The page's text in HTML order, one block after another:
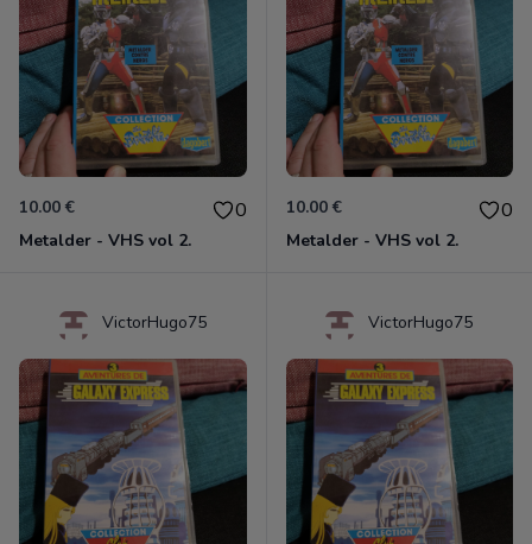
10.00 € 0
Metalder - VHS vol 2.
10.00 € 0
Metalder - VHS vol 2.
VictorHugo75 VictorHugo75